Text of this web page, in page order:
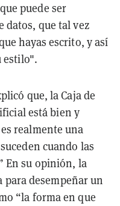
puede ser
datos, que tal vez
hayas escrito, y así
estilo".
que, la Caja de
está bien y
realmente una
cuando las
En su opinión, la
desempeñar un
“la forma en que